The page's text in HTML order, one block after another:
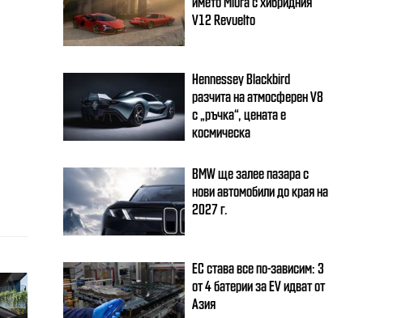
V12 Revuelto
Hennessey Blackbird
разчита на атмосферен V8
с „ръчка“, цената е
космическа
BMW ще залее пазара с
нови автомобили до края на
2027 г.
ЕС става все по-зависим: 3
от 4 батерии за EV идват от
Азия